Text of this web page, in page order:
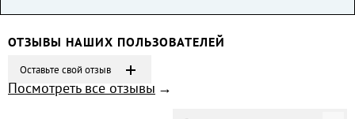
ОТЗЫВЫ НАШИХ ПОЛЬЗОВАТЕЛЕЙ
Оставьте свой отзыв
Посмотреть все отзывы